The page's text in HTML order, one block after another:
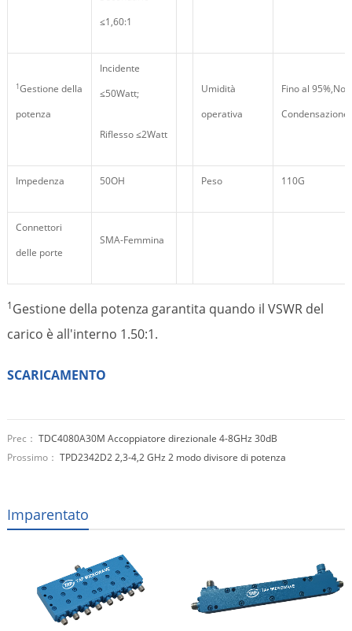
≤1,60:1
1Gestione della
potenza
Incidente
≤50Watt;
Riflesso ≤2Watt
Umidità
operativa
Fino al 95%,No-
Condensazione
Impedenza 50OH Peso 110G
Connettori
delle porte
SMA-Femmina
1Gestione della potenza garantita quando il VSWR del
carico è all'interno 1.50:1.
SCARICAMENTO
Prec： TDC4080A30M Accoppiatore direzionale 4-8GHz 30dB
Prossimo： TPD2342D2 2,3-4,2 GHz 2 modo divisore di potenza
Imparentato